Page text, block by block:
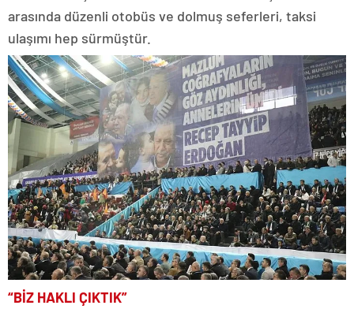
arasında düzenli otobüs ve dolmuş seferleri, taksi
ulaşımı hep sürmüştür.
“BİZ HAKLI ÇIKTIK”